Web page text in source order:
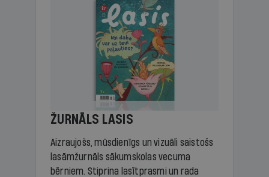
ŽURNĀLS LASIS
Aizraujošs, mūsdienīgs un vizuāli saistošs
lasāmžurnāls sākumskolas vecuma
bērniem. Stiprina lasītprasmi un rada